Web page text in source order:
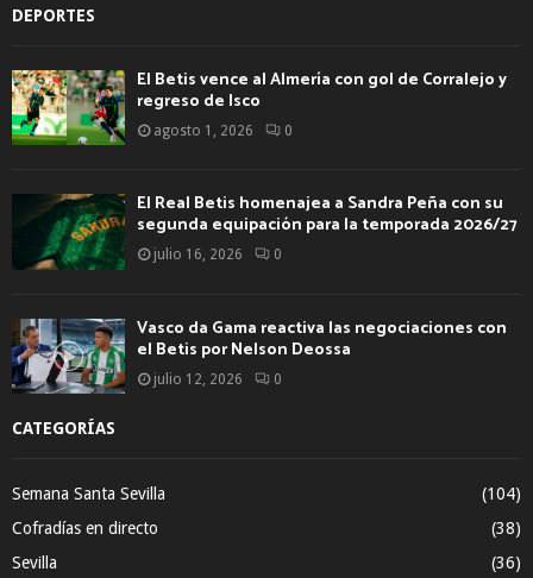
DEPORTES
El Betis vence al Almería con gol de Corralejo y
regreso de Isco
agosto 1, 2026 0
El Real Betis homenajea a Sandra Peña con su
segunda equipación para la temporada 2026/27
julio 16, 2026 0
Vasco da Gama reactiva las negociaciones con
el Betis por Nelson Deossa
julio 12, 2026 0
CATEGORÍAS
Semana Santa Sevilla
(104)
Cofradías en directo
(38)
Sevilla
(36)